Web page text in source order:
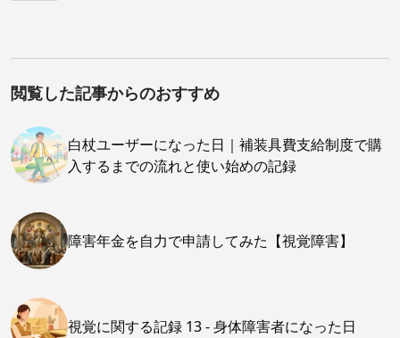
閲覧した記事からのおすすめ
白杖ユーザーになった日｜補装具費支給制度で購
入するまでの流れと使い始めの記録
障害年金を自力で申請してみた【視覚障害】
視覚に関する記録 13 - 身体障害者になった日